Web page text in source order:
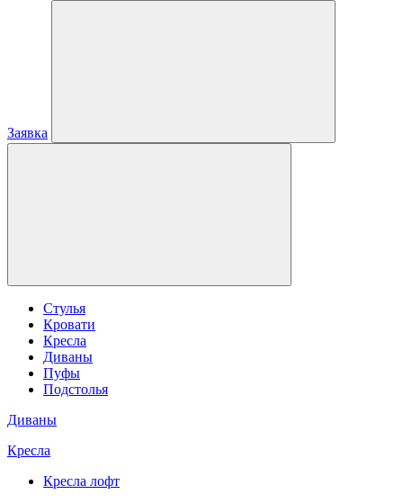
Заявка
Стулья
Кровати
Кресла
Диваны
Пуфы
Подстолья
Диваны
Кресла
Кресла лофт